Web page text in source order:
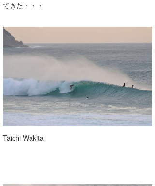
てきた・・・
Taichi Wakita